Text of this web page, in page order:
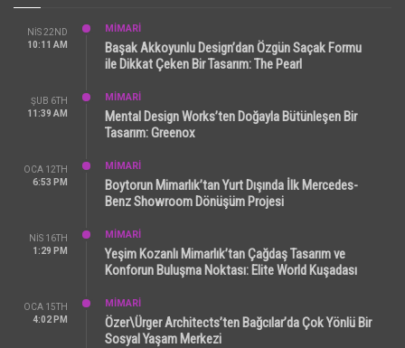
NIS 22ND
10:11 AM
MİMARİ
Başak Akkoyunlu Design’dan Özgün Saçak Formu
ile Dikkat Çeken Bir Tasarım: The Pearl
ŞUB 6TH
11:39 AM
MİMARİ
Mental Design Works’ten Doğayla Bütünleşen Bir
Tasarım: Greenox
OCA 12TH
6:53 PM
MİMARİ
Boytorun Mimarlık’tan Yurt Dışında İlk Mercedes-
Benz Showroom Dönüşüm Projesi
NIS 16TH
1:29 PM
MİMARİ
Yeşim Kozanlı Mimarlık’tan Çağdaş Tasarım ve
Konforun Buluşma Noktası: Elite World Kuşadası
OCA 15TH
4:02 PM
MİMARİ
Özer\Ürger Architects’ten Bağcılar’da Çok Yönlü Bir
Sosyal Yaşam Merkezi